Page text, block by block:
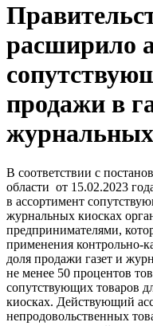
расширило
продажи в
В соответствии с
области от 15.02.2023
в ассортимент
журнальных киосках
предпринимателями,
применения контрольно-
доля продажи газет и
не менее 50 процентов
сопутствующих товаров
киосках. Действующий
непродовольственных